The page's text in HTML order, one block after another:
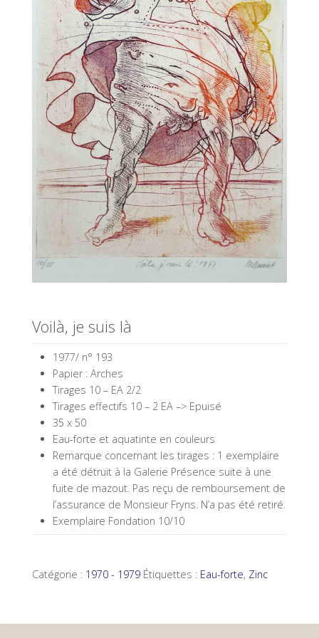
Voilà, je suis là
1977/ n° 193
Papier : Arches
Tirages 10 – EA 2/2
Tirages effectifs 10 – 2 EA –> Epuisé
35 x 50
Eau-forte et aquatinte en couleurs
Remarque concernant les tirages : 1 exemplaire
a été détruit à la Galerie Présence suite à une
fuite de mazout. Pas reçu de remboursement de
l’assurance de Monsieur Fryns. N’a pas été retiré.
Exemplaire Fondation 10/10
Catégorie : 1970 - 1979 Étiquettes : Eau-forte, Zinc